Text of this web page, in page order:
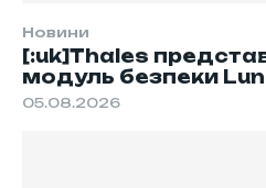
Новини
[:uk]Thales
модуль безпеки
05.08.2026